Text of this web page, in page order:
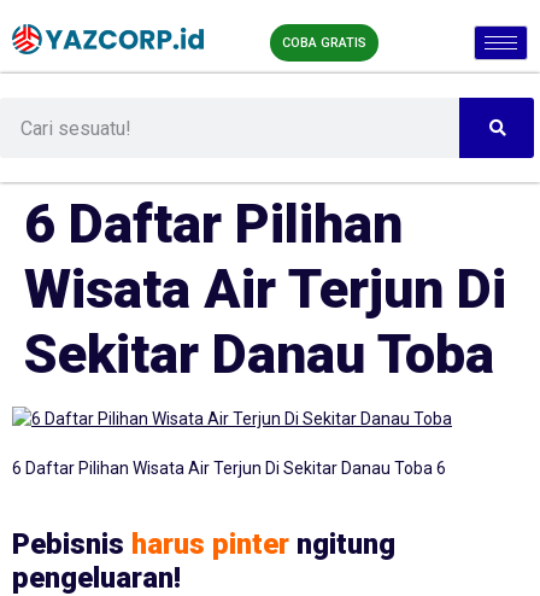
COBA GRATIS
6 Daftar Pilihan
Wisata Air Terjun Di
Sekitar Danau Toba
6 Daftar Pilihan Wisata Air Terjun Di Sekitar Danau Toba 6
Pebisnis harus pinter ngitung
pengeluaran!